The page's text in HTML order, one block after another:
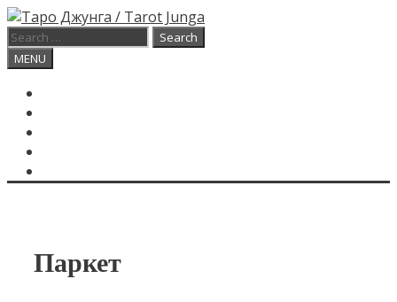
Skip
to
content
Search
for:
Search
MENU
Паркет